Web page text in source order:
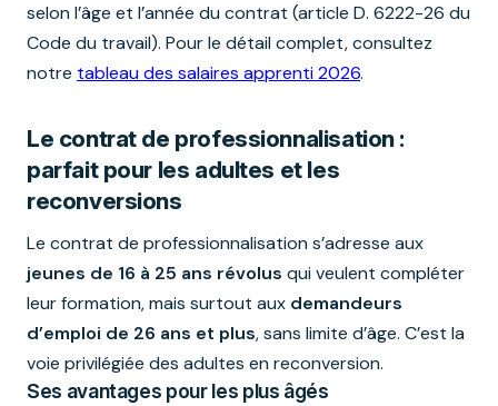
selon l’âge et l’année du contrat (article D. 6222-26 du
Code du travail). Pour le détail complet, consultez
notre tableau des salaires apprenti 2026.
Le contrat de professionnalisation :
parfait pour les adultes et les
reconversions
Le contrat de professionnalisation s’adresse aux
jeunes de 16 à 25 ans révolus qui veulent compléter
leur formation, mais surtout aux demandeurs
d’emploi de 26 ans et plus, sans limite d’âge. C’est la
voie privilégiée des adultes en reconversion.
Ses avantages pour les plus âgés